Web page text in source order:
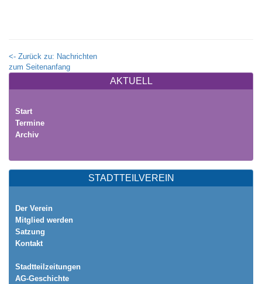
AKTUELL
Start
Termine
Archiv
STADTTEILVEREIN
Der Verein
Mitglied werden
Satzung
Kontakt
Stadtteilzeitungen
AG-Geschichte
<- Zurück zu: Nachrichten
zum Seitenanfang